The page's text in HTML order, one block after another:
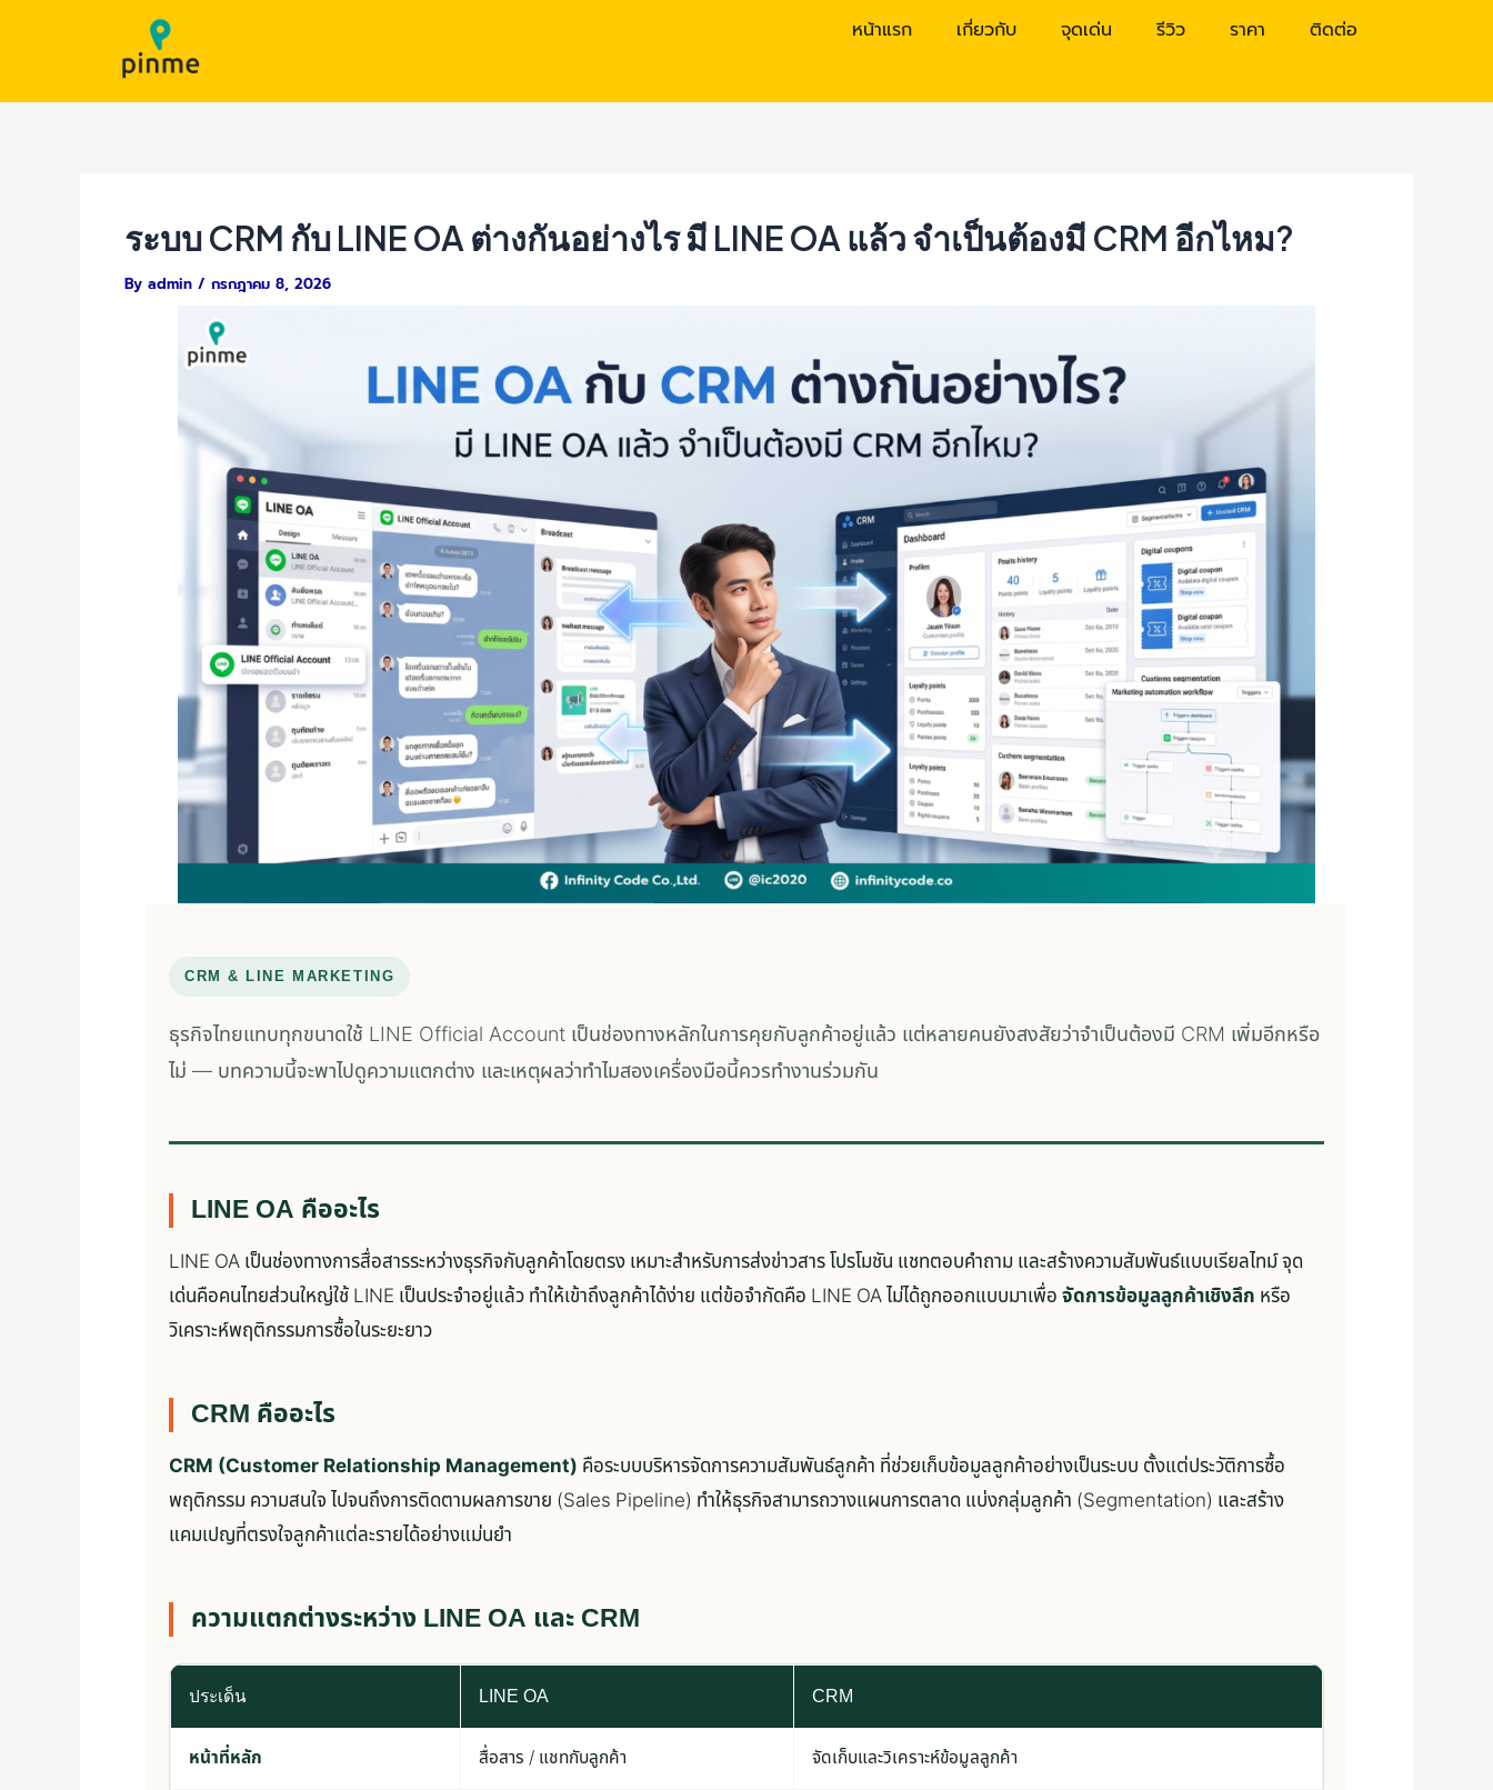
หน้าแรก เกี่ยวกับ จุดเด่น รีวิว ราคา ติดต่อ
ระบบ CRM กับ LINE OA ต่างกันอย่างไร มี LINE OA แล้ว จำเป็นต้องมี CRM อีกไหม?
By admin / กรกฎาคม 8, 2026
CRM & LINE MARKETING
ธุรกิจไทยแทบทุกขนาดใช้ LINE Official Account เป็นช่องทางหลักในการคุยกับลูกค้าอยู่แล้ว แต่หลายคนยังสงสัยว่าจำเป็นต้องมี CRM เพิ่มอีกหรือ
ไม่ — บทความนี้จะพาไปดูความแตกต่าง และเหตุผลว่าทำไมสองเครื่องมือนี้ควรทำงานร่วมกัน
LINE OA คืออะไร
LINE OA เป็นช่องทางการสื่อสารระหว่างธุรกิจกับลูกค้าโดยตรง เหมาะสำหรับการส่งข่าวสาร โปรโมชัน แชทตอบคำถาม และสร้างความสัมพันธ์แบบเรียลไทม์ จุด
เด่นคือคนไทยส่วนใหญ่ใช้ LINE เป็นประจำอยู่แล้ว ทำให้เข้าถึงลูกค้าได้ง่าย แต่ข้อจำกัดคือ LINE OA ไม่ได้ถูกออกแบบมาเพื่อจัดการข้อมูลลูกค้าเชิงลึก หรือ
วิเคราะห์พฤติกรรมการซื้อในระยะยาว
CRM คืออะไร
CRM (Customer Relationship Management) คือระบบบริหารจัดการความสัมพันธ์ลูกค้า ที่ช่วยเก็บข้อมูลลูกค้าอย่างเป็นระบบ ตั้งแต่ประวัติการซื้อ
พฤติกรรม ความสนใจ ไปจนถึงการติดตามผลการขาย (Sales Pipeline) ทำให้ธุรกิจสามารถวางแผนการตลาด แบ่งกลุ่มลูกค้า (Segmentation) และสร้าง
แคมเปญที่ตรงใจลูกค้าแต่ละรายได้อย่างแม่นยำ
ความแตกต่างระหว่าง LINE OA และ CRM
ประเด็น LINE OA CRM
หน้าที่หลัก สื่อสาร / แชทกับลูกค้า จัดเก็บและวิเคราะห์ข้อมูลลูกค้า
navigation